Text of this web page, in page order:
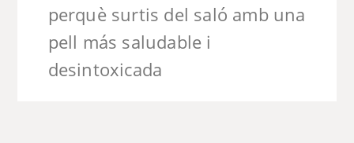
perquè surtis del saló amb una
pell más saludable i
desintoxicada